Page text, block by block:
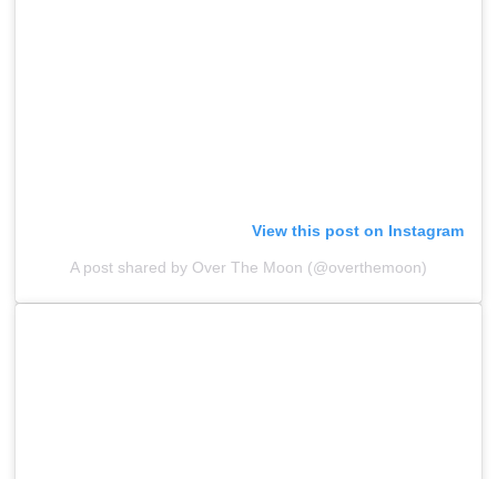
View this post on Instagram
A post shared by Over The Moon (@overthemoon)